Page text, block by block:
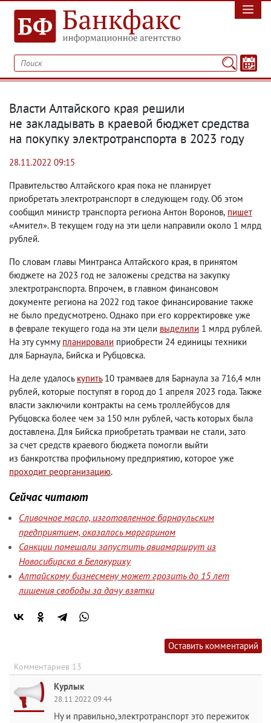
Власти Алтайского края решили
не закладывать в краевой бюджет средства
на покупку электротранспорта в 2023 году
28.11.2022 09:15
Правительство Алтайского края пока не планирует
приобретать электротранспорт в следующем году. Об этом
сообщил министр транспорта региона Антон Воронов, пишет
«Амител». В текущем году на эти цели направили около 1 млрд
рублей.
По словам главы Минтранса Алтайского края, в принятом
бюджете на 2023 год не заложены средства на закупку
электротранспорта. Впрочем, в главном финансовом
документе региона на 2022 год такое финансирование также
не было предусмотрено. Однако при его корректировке уже
в феврале текущего года на эти цели выделили 1 млрд рублей.
На эту сумму планировали приобрести 24 единицы техники
для Барнаула, Бийска и Рубцовска.
На деле удалось купить10 трамваев для Барнаула за 716,4 млн
рублей, которые поступят в город до 1 апреля 2023 года. Также
власти заключили контракты на семь троллейбусов для
Рубцовска более чем за 150 млн рублей, часть которых была
доставлена. Для Бийска приобретать трамваи не стали, зато
за счет средств краевого бюджета помогли выйти
из банкротства профильному предприятию, которое уже
проходит реорганизацию.
Сейчас читают
Сливочное масло, изготовленное барнаульским
предприятием, оказалось маргарином
Санкции помешали запустить авиамаршрут из
Новосибирска в Белокуриху
Алтайскому бизнесмену может грозить до 15 лет
лишения свободы за дачу взятки
Оставить комментарий
Комментариев 13
Курлык
28.11.2022 09:44
Ну и правильно,электротранспорт это пережиток